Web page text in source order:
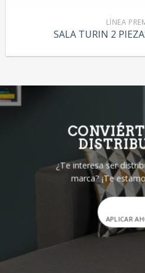
LÍNEA
SALA TURIN 2
¿Te interesa ser
marca? ¡Te
APLICAR